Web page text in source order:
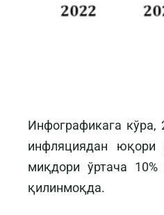
Инфографикага
инфляциядан юқори
миқдори ўртача
қилинмоқда.